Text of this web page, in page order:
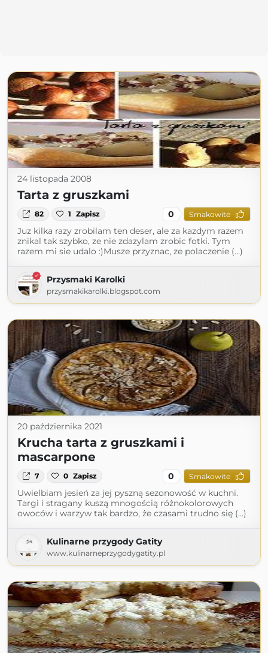
24 listopada 2008
Tarta z gruszkami
82 1 Zapisz 0 Smakowite
Juz kilka razy zrobilam ten deser, ale za kazdym razem
znikal tak szybko, ze nie zdazylam zrobic fotki. Tym
razem mi sie udalo :)Musze przyznac, ze polaczenie (...)
Przysmaki Karolki
przysmakikarolki.blogspot.com
20 października 2021
Krucha tarta z gruszkami i
mascarpone
7 0 Zapisz 0 Smakowite
Uwielbiam jesień za jej pyszną sezonowość w kuchni.
Targi i stragany kuszą mnogością różnokolorowych
owoców i warzyw tak bardzo, że czasami trudno się (...)
Kulinarne przygody Gatity
www.kulinarneprzygodygatity.pl